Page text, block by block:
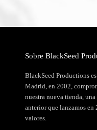
Sobre BlackSeed
BlackSeed Productions
Madrid, en 2002,
nuestra nueva tienda,
anterior que lanzamos
valores.